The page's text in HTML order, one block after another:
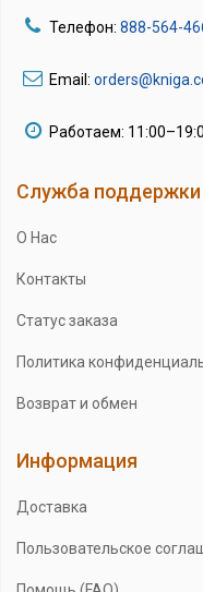
Телефон: 888-564-
Email:
Работаем:
Служба поддержки
О Нас
Контакты
Статус заказа
Политика
Возврат и обмен
Информация
Доставка
Пользовательское